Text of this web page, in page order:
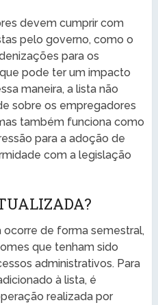
devem cumprir com
pelo governo, como o
para os
pode ter um impacto
maneira, a lista não
sobre os empregadores
também funciona como
para a adoção de
com a legislação
ocorre de forma semestral,
que tenham sido
administrativos. Para
à lista, é
realizada por